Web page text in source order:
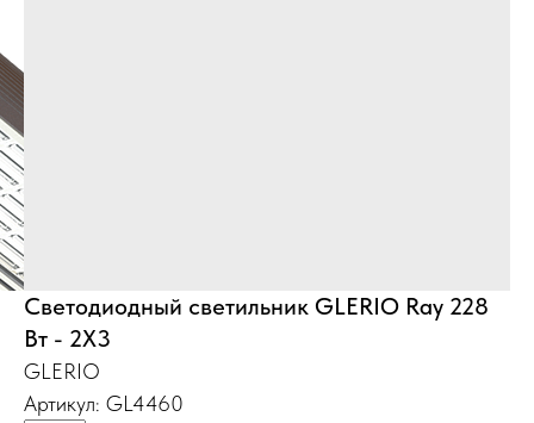
Светодиодный светильник GLERIO Ray 228
Вт - 2Х3
GLERIO
Артикул: GL4460